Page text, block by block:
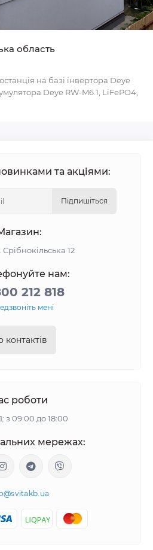
область
на базі інвертора Deye
Deye RW-M6.1, LiFePO4,
та акціями:
Підпишіться
Срібнокільська 12
нам:
212 818
мені
контактів
роботи
з 09:00 до 18:00
мережах: